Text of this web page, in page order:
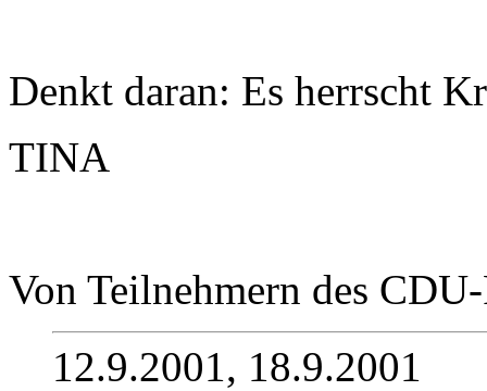
Denkt daran: Es herrscht
TINA
Von Teilnehmern des
12.9.2001, 18.9.2001